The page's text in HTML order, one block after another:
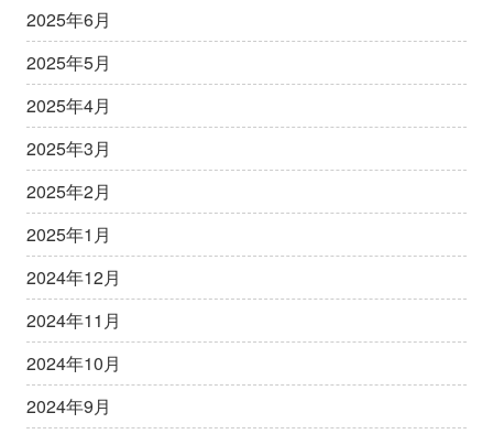
2025年6月
2025年5月
2025年4月
2025年3月
2025年2月
2025年1月
2024年12月
2024年11月
2024年10月
2024年9月